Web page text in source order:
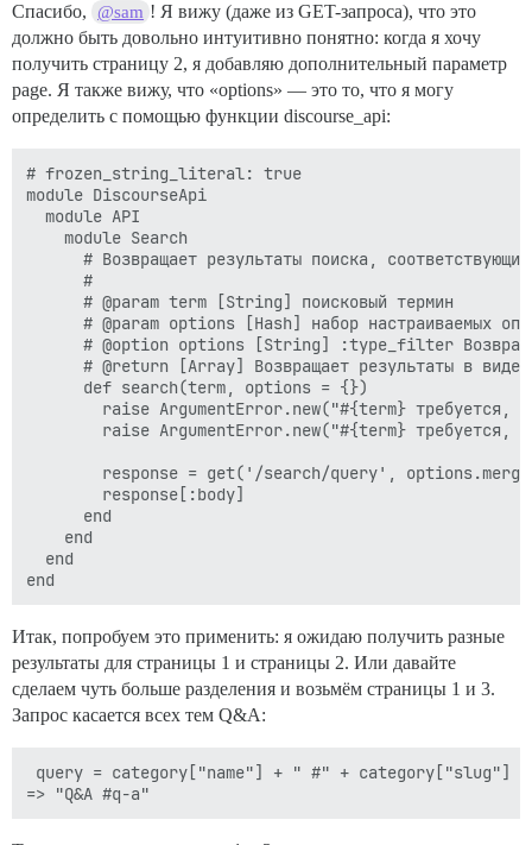
Спасибо, @sam ! Я вижу (даже из GET-запроса), что это
должно быть довольно интуитивно понятно: когда я хочу
получить страницу 2, я добавляю дополнительный параметр
page. Я также вижу, что «options» — это то, что я могу
определить с помощью функции discourse_api:
# frozen_string_literal: true
module DiscourseApi
  module API
    module Search
# Возвращает результаты поиска,
      #
      # @param term [String] поисковый термин
# @param options [Hash] набор настраиваемых
# @option options [String] :type_filter
# @return [Array] Возвращает результаты в виде
      def search(term, options = {})
raise ArgumentError.new("#{term} требуется,
raise ArgumentError.new("#{term} требуется,
response = get('/search/query',
        response[:body]
      end
    end
  end
Итак, попробуем это применить: я ожидаю получить разные
результаты для страницы 1 и страницы 2. Или давайте
сделаем чуть больше разделения и возьмём страницы 1 и 3.
Запрос касается всех тем Q&A:
query = category["name"] + " #" + category["slug"]